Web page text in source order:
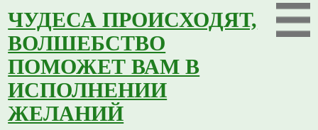
ЧУДЕСА ПРОИСХОДЯТ,
ВОЛШЕБСТВО
ПОМОЖЕТ ВАМ В
ИСПОЛНЕНИИ
ЖЕЛАНИЙ